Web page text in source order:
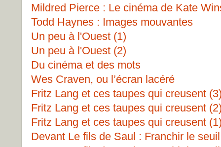
Mildred Pierce : Le cinéma de Kate
Todd Haynes : Images mouvantes
Un peu à l'Ouest (1)
Un peu à l'Ouest (2)
Du cinéma et des mots
Wes Craven, ou l’écran lacéré
Fritz Lang et ces taupes qui creusent
Fritz Lang et ces taupes qui creusent
Fritz Lang et ces taupes qui creusent
Devant Le fils de Saul : Franchir le